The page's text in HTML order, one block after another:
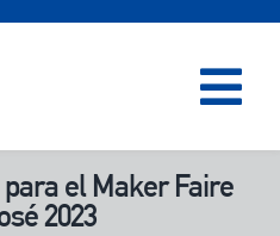
el Maker Faire
2023